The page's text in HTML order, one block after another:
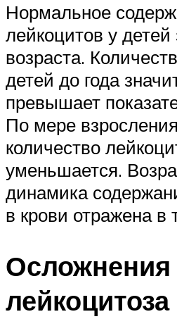
Нормальное
лейкоцитов у детей
возраста.
детей до года
превышает
По мере
количество
уменьшается.
динамика
в крови отражена в
Осложнения
лейкоцитоза